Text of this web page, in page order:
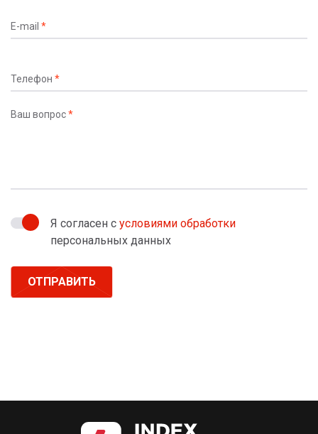
E-mail *
Телефон *
Ваш вопрос*
Я согласен с условиями обработки
персональных данных
ОТПРАВИТЬ